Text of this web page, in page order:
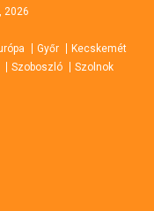
2026
Győr
Kecskemét
Szoboszló Szolnok